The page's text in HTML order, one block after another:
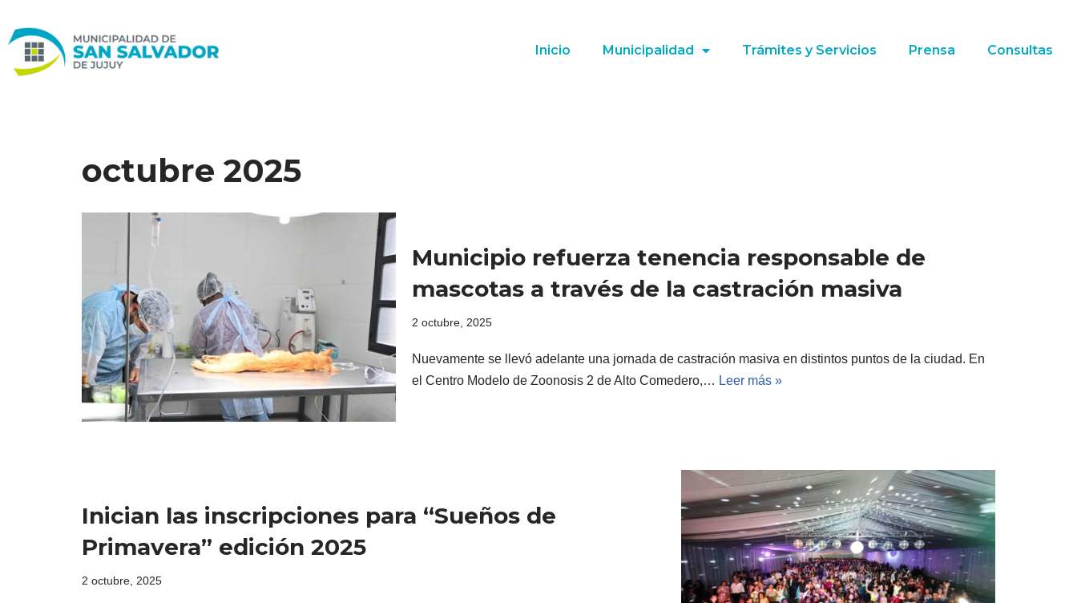
Ir
al
Inicio Municipalidad Trámites y Servicios Prensa Consultas
octubre 2025
Municipio refuerza tenencia responsable de
mascotas a través de la castración masiva
2 octubre, 2025
Nuevamente se llevó adelante una jornada de castración masiva en distintos puntos de la ciudad. En
el Centro Modelo de Zoonosis 2 de Alto Comedero,… Leer más »
Inician las inscripciones para “Sueños de
Primavera” edición 2025
2 octubre, 2025